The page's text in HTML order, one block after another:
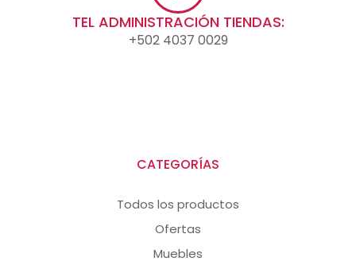
TEL ADMINISTRACIÓN TIENDAS:
+502 4037 0029
CATEGORÍAS
Todos los productos
Ofertas
Muebles